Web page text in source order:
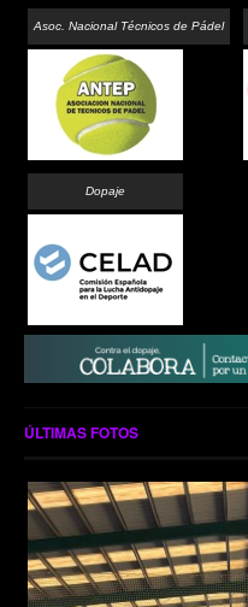
Asoc. Nacional Técnicos de Pádel
Dopaje
ÚLTIMAS FOTOS